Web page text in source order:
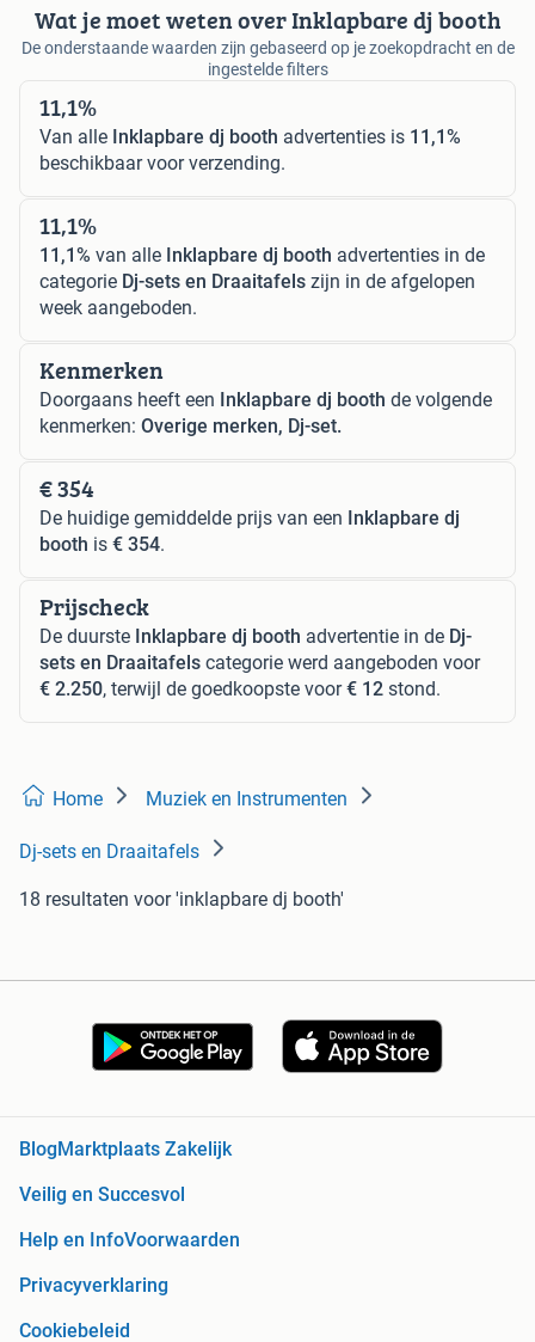
Wat je moet weten over Inklapbare dj booth
De onderstaande waarden zijn gebaseerd op je zoekopdracht en de
ingestelde filters
11,1%
Van alle Inklapbare dj booth advertenties is 11,1%
beschikbaar voor verzending.
11,1%
11,1% van alle Inklapbare dj booth advertenties in de
categorie Dj-sets en Draaitafels zijn in de afgelopen
week aangeboden.
Kenmerken
Doorgaans heeft een Inklapbare dj booth de volgende
kenmerken: Overige merken, Dj-set.
€ 354
De huidige gemiddelde prijs van een Inklapbare dj
booth is € 354.
Prijscheck
De duurste Inklapbare dj booth advertentie in de Dj-
sets en Draaitafels categorie werd aangeboden voor
€ 2.250, terwijl de goedkoopste voor€ 12 stond.
Home Muziek en Instrumenten
Dj-sets en Draaitafels
18 resultaten voor 'inklapbare dj booth'
BlogMarktplaats Zakelijk
Veilig en Succesvol
Help en InfoVoorwaarden
Privacyverklaring
Cookiebeleid